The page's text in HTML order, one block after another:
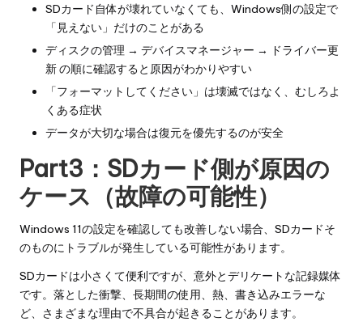
SDカード自体が壊れていなくても、Windows側の設定で
「見えない」だけのことがある
ディスクの管理 → デバイスマネージャー → ドライバー更
新 の順に確認すると原因がわかりやすい
「フォーマットしてください」は壊滅ではなく、むしろよ
くある症状
データが大切な場合は復元を優先するのが安全
Part3：SDカード側が原因の
ケース（故障の可能性）
Windows 11の設定を確認しても改善しない場合、SDカードそ
のものにトラブルが発生している可能性があります。
SDカードは小さくて便利ですが、意外とデリケートな記録媒体
です。落とした衝撃、長期間の使用、熱、書き込みエラーな
ど、さまざまな理由で不具合が起きることがあります。